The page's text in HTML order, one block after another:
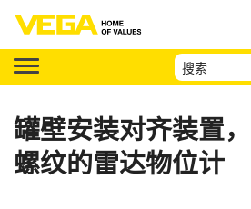
罐壁安装对齐装置
螺纹的雷达物位计